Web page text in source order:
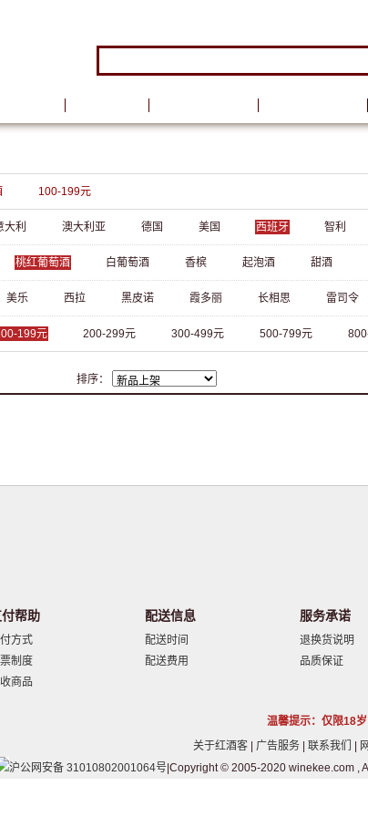
100-199元
大利 澳大利亚 德国 美国 西班牙 智利
桃红葡萄酒 白葡萄酒 香槟 起泡酒 甜酒
美乐 西拉 黑皮诺 霞多丽 长相思 雷司令
199元 200-299元 300-499元 500-799元
排序：
付帮助
方式
制度
商品
配送信息
配送时间
配送费用
服务承诺
退换货说明
品质保证
温馨提示：仅限18
关于红酒客
广告服务 联系我们
沪公网安备 31010802001064号|Copyright © 2005-2020 winekee.com ,